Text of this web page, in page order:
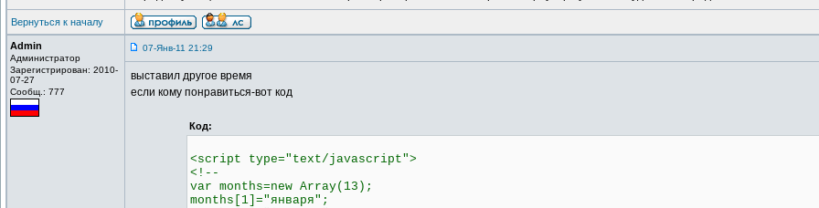
Вернуться к началу
Admin
Администратор
Зарегистрирован: 2010-
07-27
Сообщ.: 777
07-Янв-11 21:29
выставил другое время
если кому понравиться-вот код
Код:
<script type="text/javascript">
<!--
var months=new Array(13);
months[1]="января";